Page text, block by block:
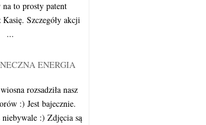
to prosty patent
Szczegóły akcji
...
ENERGIA
rozsadziła nasz
:) Jest bajecznie.
:) Zdjęcia są